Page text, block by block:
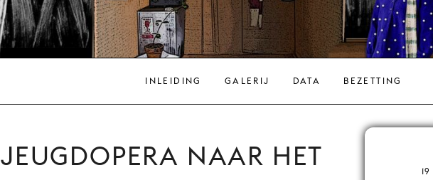
INLEIDING GALERIJ DATA BEZETTING
JEUGDOPERA NAAR HET
19